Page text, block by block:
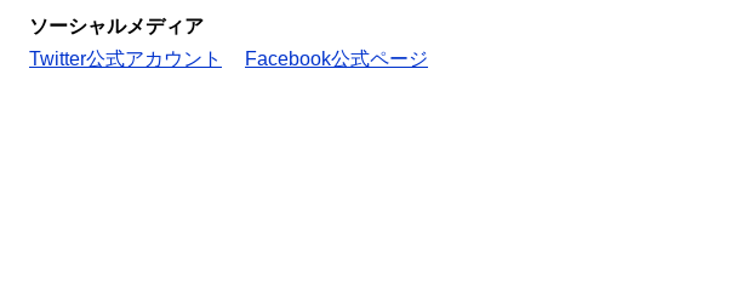
ソーシャルメディア
Twitter公式アカウント
Facebook公式ページ